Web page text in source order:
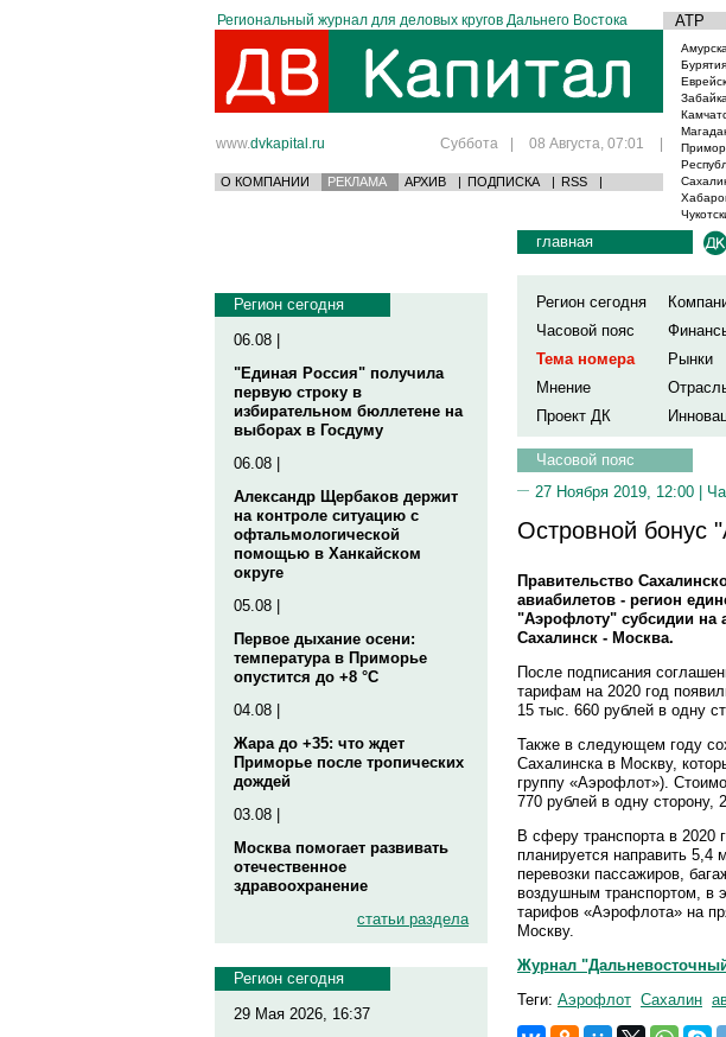
Региональный журнал для деловых кругов Дальнего Востока АТР
www.dvkapital.ru Суббота | 08 Августа, 07:01 |
О КОМПАНИИ РЕКЛАМА АРХИВ | ПОДПИСКА | RSS |
Бурятия
Регион сегодня
06.08 |
"Единая Россия" получила
первую строку в
избирательном бюллетене на
выборах в Госдуму
06.08 |
Александр Щербаков держит
на контроле ситуацию с
офтальмологической
помощью в Ханкайском
округе
05.08 |
Первое дыхание осени:
температура в Приморье
опустится до +8 °C
04.08 |
Жара до +35: что ждет
Приморье после тропических
дождей
03.08 |
Москва помогает развивать
отечественное
здравоохранение
статьи раздела
Регион сегодня
29 Мая 2026, 16:37
главная
Регион сегодня
Часовой пояс
Тема номера
Рынки
Мнение
Проект ДК
Часовой пояс
27 Ноября 2019, 12:00 |
Островной бонус
Правительство
авиабилетов - регион
"Аэрофлоту" субсидии на
Сахалинск - Москва.
После подписания
тарифам на 2020 год
15 тыс. 660 рублей в одну
Также в следующем году
Сахалинска в Москву,
группу «Аэрофлот»).
770 рублей в одну сторону,
В сферу транспорта в 2020
планируется направить
перевозки пассажиров,
воздушным транспортом, в
тарифов «Аэрофлота» на
Москву.
Журнал
Теги: Аэрофлот Сахалин